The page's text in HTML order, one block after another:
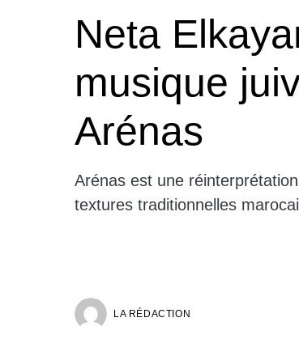
Neta
musique
Arénas
Arénas est une
textures traditionnelles
LA RÉDACTION